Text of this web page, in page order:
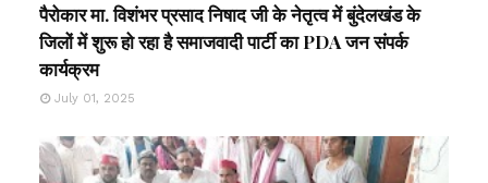
पैरोकार मा. विशंभर प्रसाद निषाद जी के नेतृत्व में बुंदेलखंड के
जिलों में शुरू हो रहा है समाजवादी पार्टी का PDA जन संपर्क
कार्यक्रम
July 01, 2025